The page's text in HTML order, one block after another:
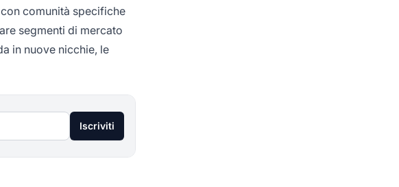
comunità specifiche
segmenti di mercato
in nuove nicchie, le
Iscriviti